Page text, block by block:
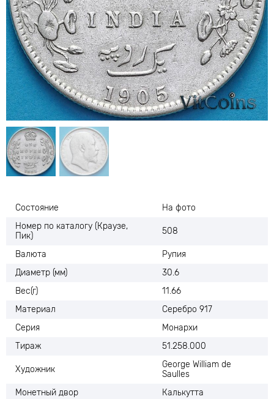
Состояние
На фото
Номер по каталогу (Краузе,
Пик)
508
Валюта
Рупия
Диаметр (мм)
30.6
Вес(г)
11.66
Материал
Серебро 917
Серия
Монархи
Тираж
51.258.000
Художник
George William de
Saulles
Монетный двор
Калькутта